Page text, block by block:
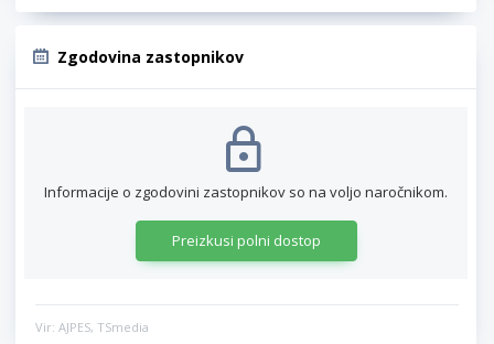
Zgodovina zastopnikov
Informacije o zgodovini zastopnikov so na voljo naročnikom.
Preizkusi polni dostop
Vir: AJPES, TSmedia